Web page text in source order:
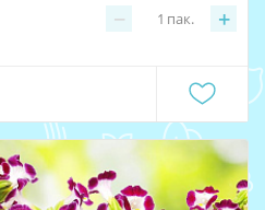
− +
1 пак.